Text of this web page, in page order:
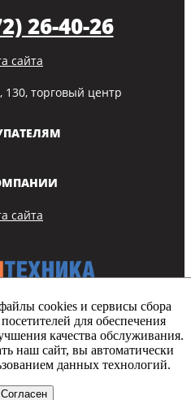
права защищены
cookie. Продолжая просмотр
их использование.
сайта
26-40-26
сайта
130, торговый центр
cookies и сервисы сбора
для обеспечения
качества обслуживания.
наш сайт, вы автоматически
данных технологий.
Согласен